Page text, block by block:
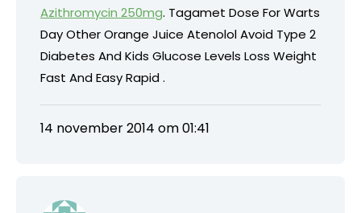
Azithromycin 250mg. Tagamet Dose For Warts
Day Other Orange Juice Atenolol Avoid Type 2
Diabetes And Kids Glucose Levels Loss Weight
Fast And Easy Rapid .
14 november 2014 om 01:41